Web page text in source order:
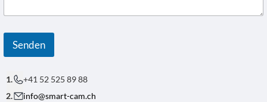
N
Senden
+41 52 525 89 88
info@smart-cam.ch